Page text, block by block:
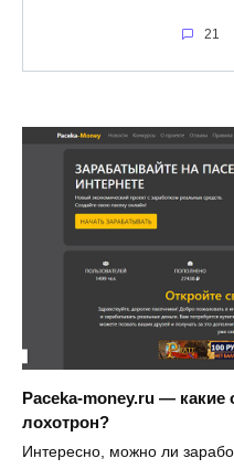
21
Paceka-money.ru —
лохотрон?
Интересно, можно ли